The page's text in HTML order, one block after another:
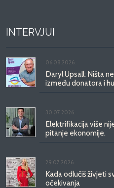
INTERVJUI
06.08.2026.
Daryl Upsall: Ništa
između donatora i
30.07.2026.
Elektrifikacija više
pitanje ekonomije.
29.07.2026.
Kada odlučiš živjeti
očekivanja